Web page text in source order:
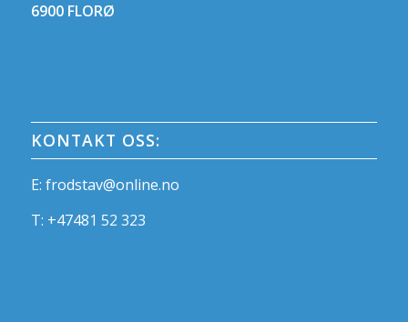
6900 FLORØ
KONTAKT OSS:
E: frodstav@online.no
T: +47481 52 323